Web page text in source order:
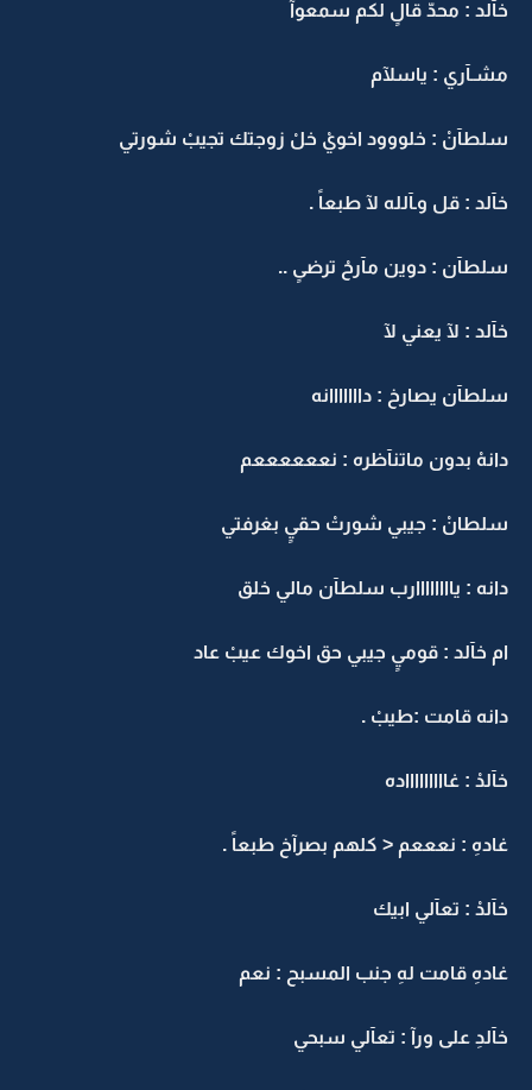
خآلد : محدّ قالٍ لكم سمعوآ
مشـآري : ياسلآم
سلطآنْ : خلووود اخويْ خلْ زوجتك تجيبْ شورتي
خآلد : قل وـآلله لآ طبعاً .
سلطآن : دوين مآرحْ ترضىٍ ..
خآلد : لآ يعني لآ
سلطآن يصارخ : دااااااانه
دانهْ بدون ماتنآظره : نععععععم
سلطانْ : جيبي شورتْ حقيٍ بغرفتي
دانه : ياااااااارب سلطآن مالي خلق
ام خآلد : قوميٍ جيبي حق اخوك عيبْ عاد
دانه قامت :طيبْ .
خآلدْ : غاااااااااده
غادهِ : نعععم < كلهم بصرآخ طبعاً .
خآلدْ : تعآلي ابيك
غادهِ قامت لهِ جنب المسبح : نعم
خآلدِ على ورآ : تعآلي سبحي